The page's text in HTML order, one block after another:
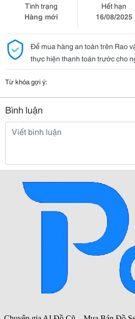
Tình trạng
Hàng mới
Hết hạn
16/08/2025
Để mua hàng an toàn trên Rao
thực hiện thanh toán trước cho
Từ khóa gợi ý:
Bình luận